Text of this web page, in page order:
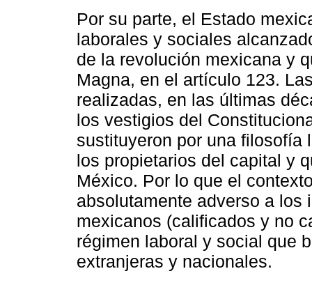
Por su parte, el Estado
laborales y sociales
de la revolución mexicana y
Magna, en el artículo 123.
realizadas, en las últimas
los vestigios del
sustituyeron por una filosofía
los propietarios del capital y
México. Por lo que el
absolutamente adverso a los
mexicanos (calificados y no
régimen laboral y social que
extranjeras y nacionales.